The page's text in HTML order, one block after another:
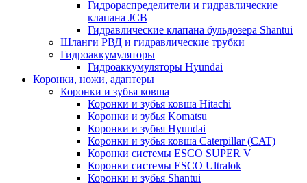
Гидрораспределители и гидравлические
клапана JCB
Гидравлические клапана бульдозера Shantui
Шланги РВД и гидравлические трубки
Гидроаккумуляторы
Гидроаккумуляторы Hyundai
Коронки, ножи, адаптеры
Коронки и зубья ковша
Коронки и зубья ковша Hitachi
Коронки и зубья Komatsu
Коронки и зубья Hyundai
Коронки и зубья ковша Caterpillar (CAT)
Коронки системы ESCO SUPER V
Коронки системы ESCO Ultralok
Коронки и зубья Shantui